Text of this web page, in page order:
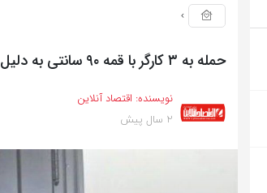
حمله به ۳ کارگر با قمه ۹۰ سانتی به دلیل استفاده از آسانسور
نویسنده: اقتصاد آنلاین
2 سال پیش